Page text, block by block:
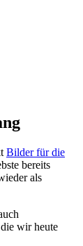
Bilder für die
bereits
als
wir heute